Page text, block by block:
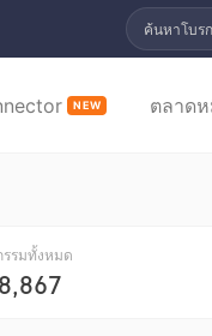
ค้นหาโบร
NEW ตลาด
รรมทั้งหมด